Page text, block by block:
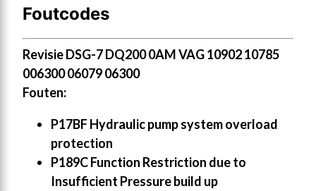
Foutcodes
Revisie DSG-7 DQ200 0AM VAG 10902 10785
006300 06079 06300
Fouten:
P17BF Hydraulic pump system overload
protection
P189C Function Restriction due to
Insufficient Pressure build up